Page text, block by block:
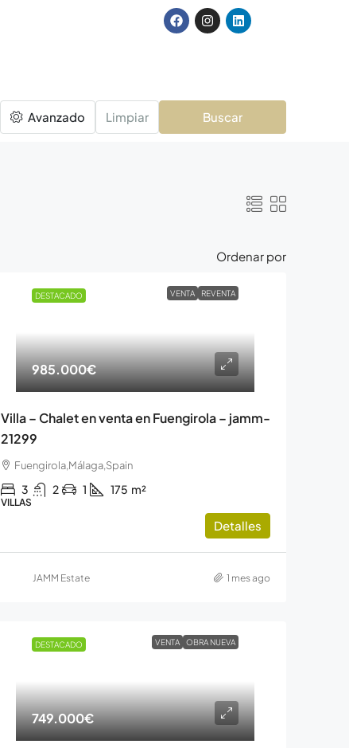
Avanzado Limpiar Buscar
Ordenar por
DESTACADO VENTA REVENTA
985.000€
Villa – Chalet en venta en Fuengirola – jamm-
21299
Fuengirola,Málaga,Spain
3 2 1 175 m²
VILLAS
Detalles
JAMM Estate 1 mes ago
DESTACADO VENTA OBRA NUEVA
749.000€